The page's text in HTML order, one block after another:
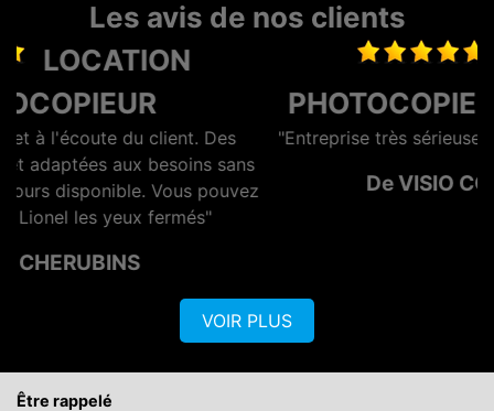
Les avis de nos clients
LOCATION
PHOTOCOPIEUR LA ROCHELLE
"Entreprise très sérieuse et surtout rapide et efficace"
De VISIO CONTROL OUEST
VOIR PLUS
Être rappelé